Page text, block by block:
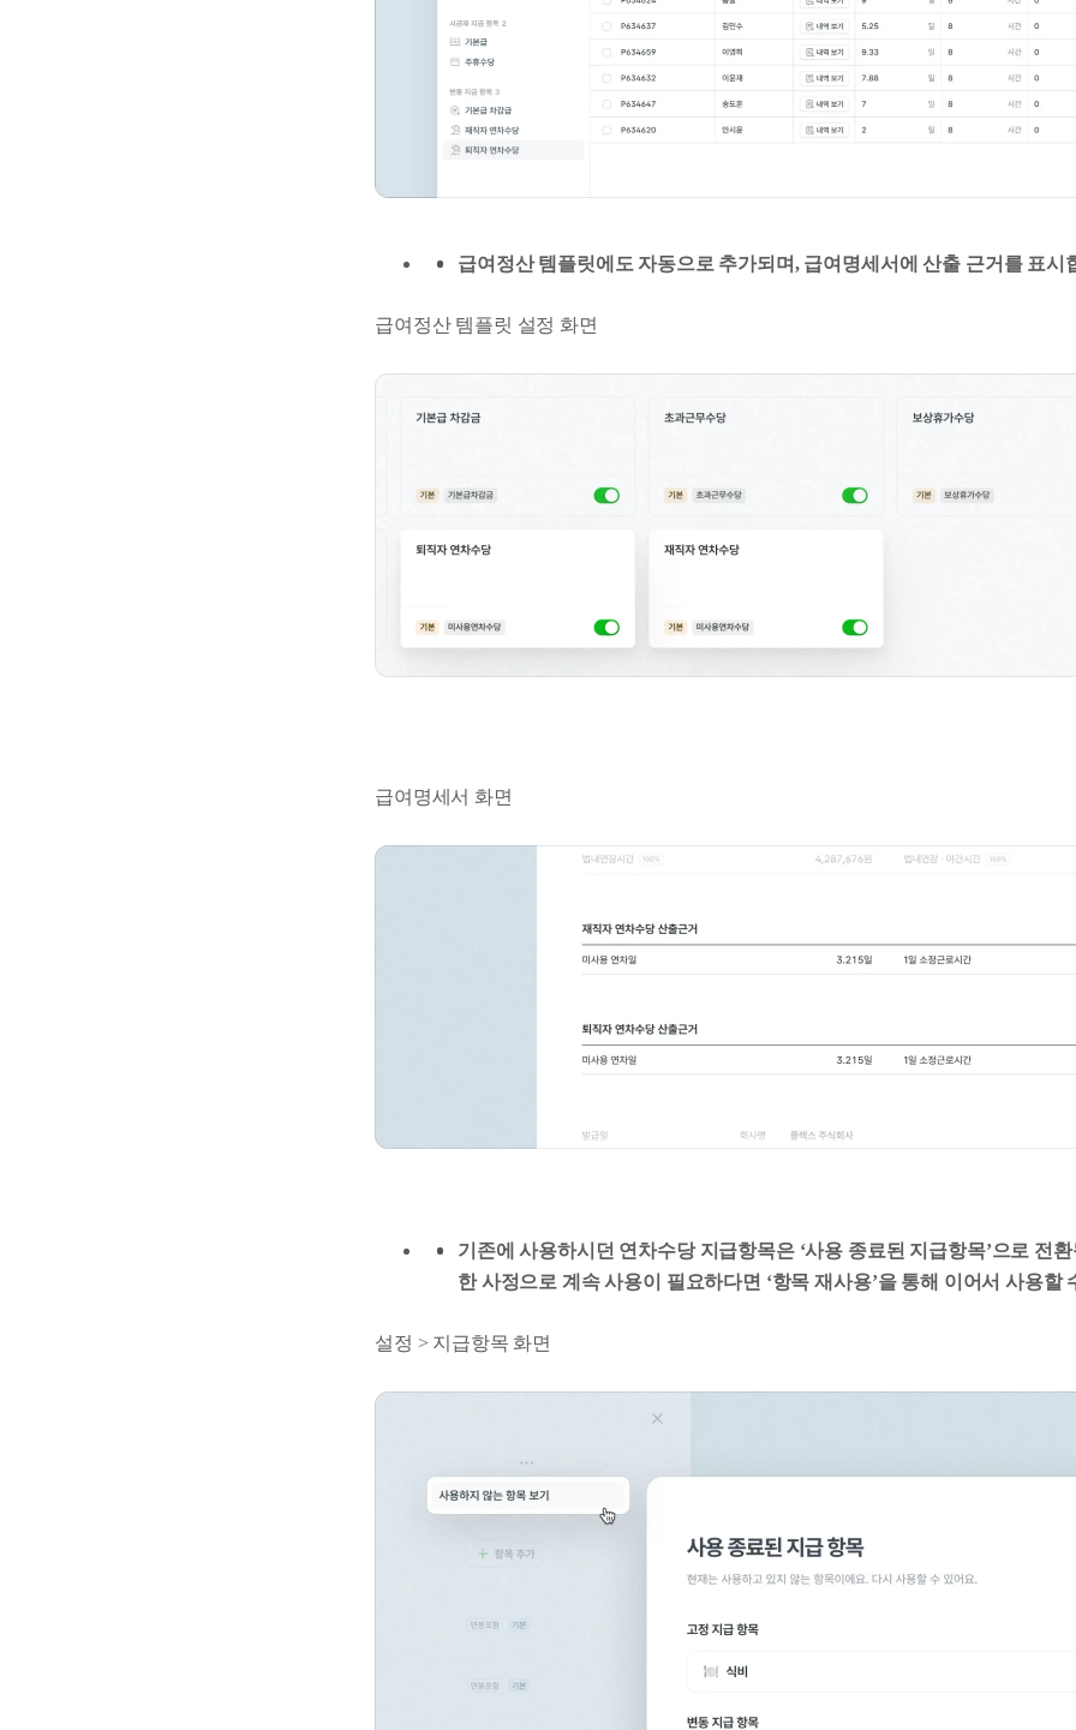
급여정산 템플릿에도 자동으로 추가되며, 급여명세서에 산출 근거를 표시
급여정산 템플릿 설정 화면
급여명세서 화면
기존에 사용하시던 연차수당 지급항목은 ‘사용 종료된 지급항목’으로 전
한 사정으로 계속 사용이 필요하다면 ‘항목 재사용’을 통해 이어서 사용할
설정 > 지급항목 화면